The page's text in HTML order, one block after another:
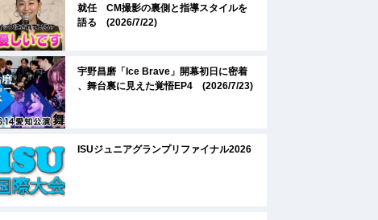
就任 CM撮影の裏側と指導スタイルを
語る (2026/7/22)
宇野昌磨「Ice Brave」開幕初日に密着
、舞台裏に見えた覚悟EP4 (2026/7/23)
ISUジュニアグランプリファイナル2026